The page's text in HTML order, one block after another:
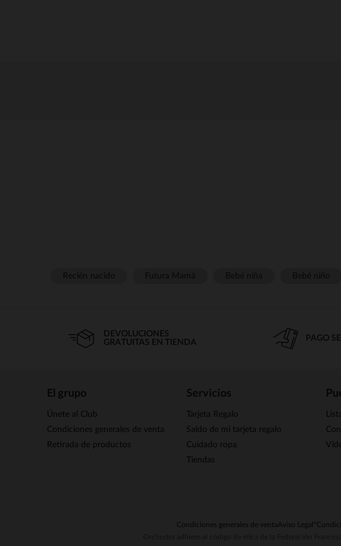
DEVOLUCIONES
GRATUITAS EN TIENDA
PAGO
El grupo
Únete al Club
Condiciones generales de venta
Retirada de productos
Servicios
Tarjeta Regalo
Saldo de mi tarjeta regalo
Cuidado ropa
Tiendas
Condiciones generales de ventaAviso Legal